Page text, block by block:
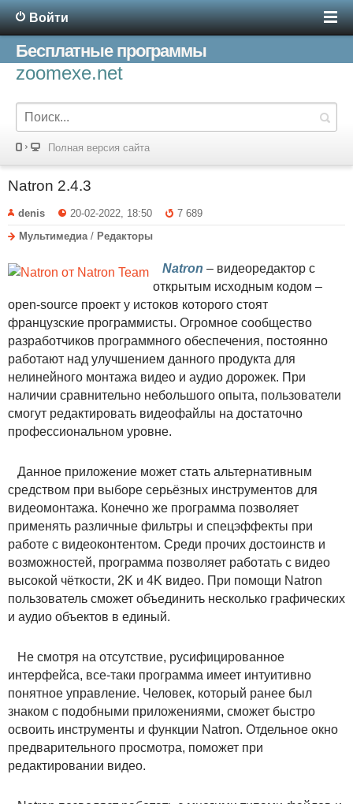
Войти
Бесплатные программы
zoomexe.net
Полная версия сайта
Natron 2.4.3
denis 20-02-2022, 18:50
7 689
Мультимедиа / Редакторы
Natron – видеоредактор с
открытым исходным кодом –
open-source проект у истоков которого стоят
французские программисты. Огромное сообщество
разработчиков программного обеспечения, постоянно
работают над улучшением данного продукта для
нелинейного монтажа видео и аудио дорожек. При
наличии сравнительно небольшого опыта, пользователи
смогут редактировать видеофайлы на достаточно
профессиональном уровне.
Данное приложение может стать альтернативным
средством при выборе серьёзных инструментов для
видеомонтажа. Конечно же программа позволяет
применять различные фильтры и спецэффекты при
работе с видеоконтентом. Среди прочих достоинств и
возможностей, программа позволяет работать с видео
высокой чёткости, 2K и 4K видео. При помощи Natron
пользователь сможет объединить несколько графических
и аудио объектов в единый.
Не смотря на отсутствие, русифицированное
интерфейса, все-таки программа имеет интуитивно
понятное управление. Человек, который ранее был
знаком с подобными приложениями, сможет быстро
освоить инструменты и функции Natron. Отдельное окно
предварительного просмотра, поможет при
редактировании видео.